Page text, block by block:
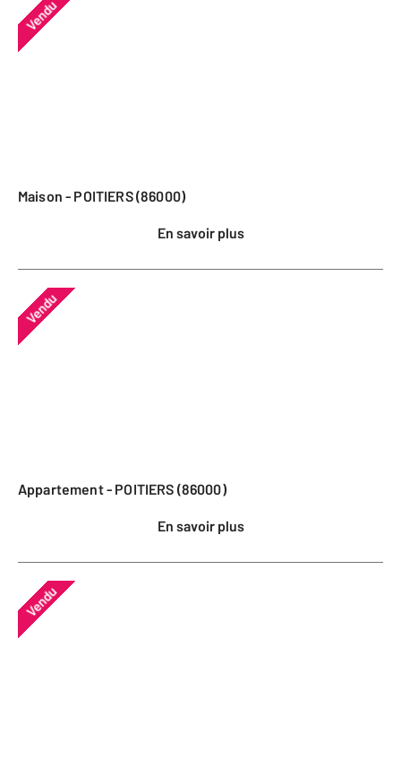
Vendu
Maison - POITIERS (86000)
En savoir plus
Vendu
Appartement - POITIERS (86000)
En savoir plus
Vendu